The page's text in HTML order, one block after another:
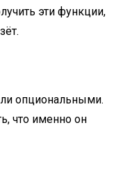
эти функции,
опциональными.
что именно он